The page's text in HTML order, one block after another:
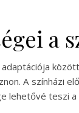
a
A színházi
lehetővé teszi